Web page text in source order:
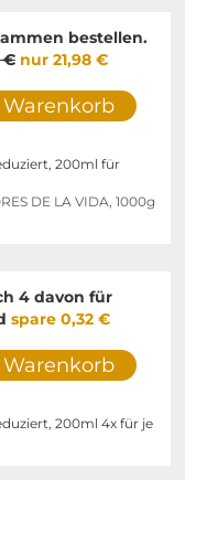
bestellen.
€ nur 21,98 €
200ml für
DE LA VIDA, 1000g
4 davon für
spare 0,32 €
200ml 4x für je